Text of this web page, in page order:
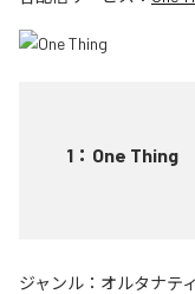
1 ： One Thing
ジャンル： オルタナテ